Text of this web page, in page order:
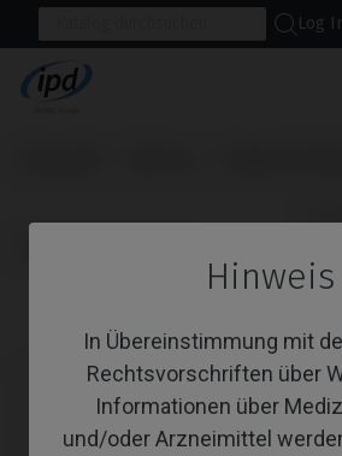
Hinweis
In Übereinstimmung mit
Rechtsvorschriften über
Informationen über
und/oder Arzneimittel
Log
                      Custom Ti-Base